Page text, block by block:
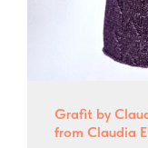
Grafit by
from Claudia